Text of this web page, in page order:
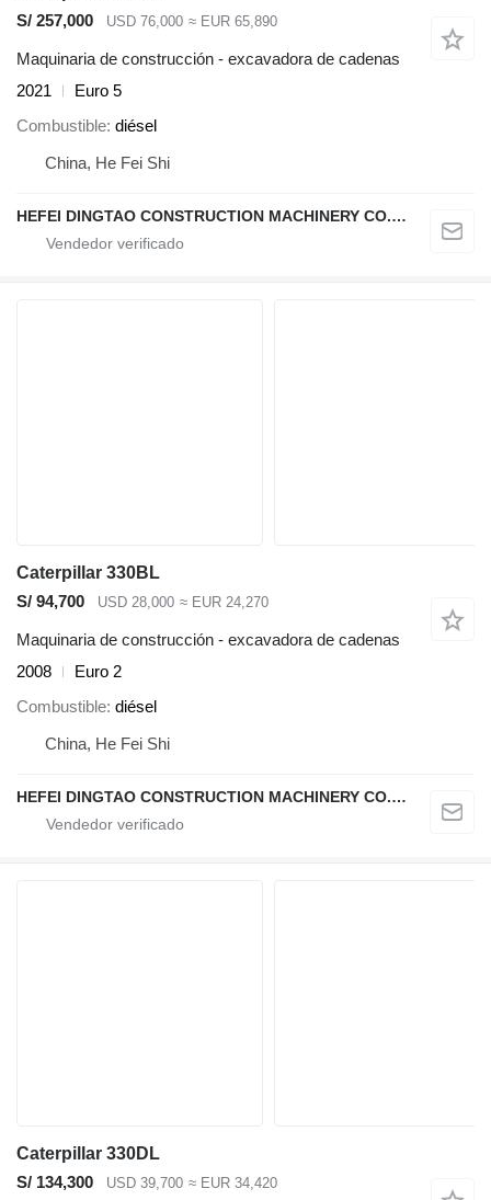
S/ 257,000
USD 76,000 ≈ EUR 65,890
Maquinaria de construcción - excavadora de cadenas
2021
Euro 5
Combustible diésel
China, He Fei Shi
HEFEI DINGTAO CONSTRUCTION MACHINERY CO., LIMITED
Caterpillar 330BL
S/ 94,700
USD 28,000 ≈ EUR 24,270
Maquinaria de construcción - excavadora de cadenas
2008
Euro 2
Combustible diésel
China, He Fei Shi
HEFEI DINGTAO CONSTRUCTION MACHINERY CO., LIMITED
Caterpillar 330DL
S/ 134,300
USD 39,700 ≈ EUR 34,420